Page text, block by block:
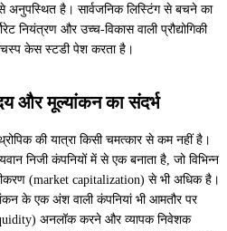
अनुपस्थित है। सार्वजनिक लिस्टिंग से बचने का
नियंत्रण और उच्च-विकास वाली प्रौद्योगिकी
केस स्टडी पेश करता है।
और मूल्यांकन का संदर्भ
की यात्रा किसी चमत्कार से कम नहीं है।
निजी कंपनियों में से एक बनाता है, जो विभिन्न
(market capitalization) से भी अधिक है।
के एक अंश वाली कंपनियां भी आमतौर पर
अनलॉक करने और व्यापक निवेशक